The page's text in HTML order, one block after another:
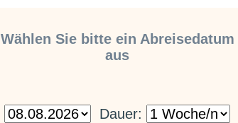
Wählen Sie bitte ein Abreisedatum
aus
Dauer: